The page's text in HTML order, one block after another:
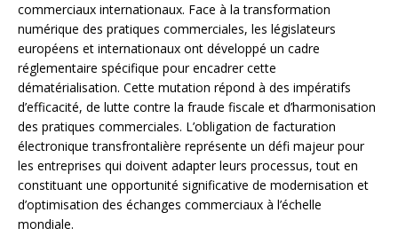
commerciaux internationaux. Face à la transformation
numérique des pratiques commerciales, les législateurs
européens et internationaux ont développé un cadre
réglementaire spécifique pour encadrer cette
dématérialisation. Cette mutation répond à des impératifs
d’efficacité, de lutte contre la fraude fiscale et d’harmonisation
des pratiques commerciales. L’obligation de facturation
électronique transfrontalière représente un défi majeur pour
les entreprises qui doivent adapter leurs processus, tout en
constituant une opportunité significative de modernisation et
d’optimisation des échanges commerciaux à l’échelle
mondiale.